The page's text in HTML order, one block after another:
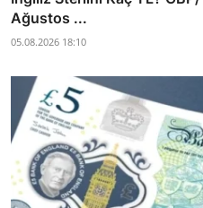
Ağustos ...
05.08.2026 18:10